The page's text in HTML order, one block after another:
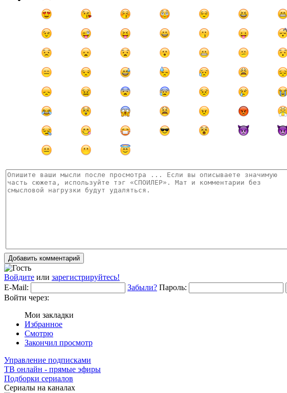
Добавить комментарий
Войдите или зарегистрируйтесь!
E-Mail:
Забыли? Пароль:
Войти через:
Мои закладки
Избранное
Смотрю
Закончил просмотр
Управление подписками
ТВ онлайн - прямые эфиры
Подборки сериалов
Сериалы на каналах